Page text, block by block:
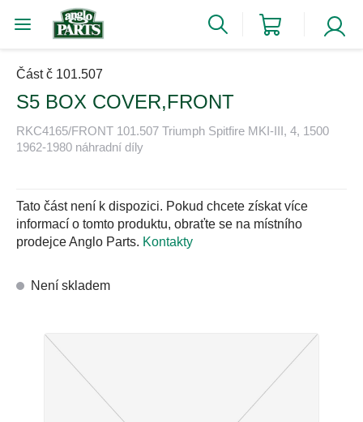
Část č 101.507
S5 BOX COVER,FRONT
RKC4165/FRONT 101.507 Triumph Spitfire MKI-III, 4, 1500
1962-1980 náhradní díly
Tato část není k dispozici. Pokud chcete získat více
informací o tomto produktu, obraťte se na místního
prodejce Anglo Parts. Kontakty
Není skladem